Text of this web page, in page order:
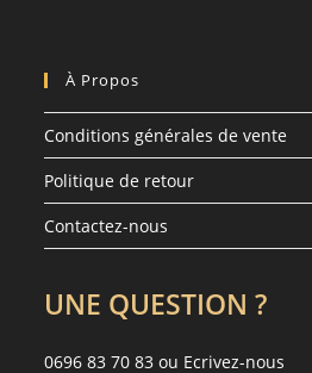
À Propos
Conditions générales de vente
Politique de retour
Contactez-nous
UNE QUESTION ?
0696 83 70 83 ou Ecrivez-nous